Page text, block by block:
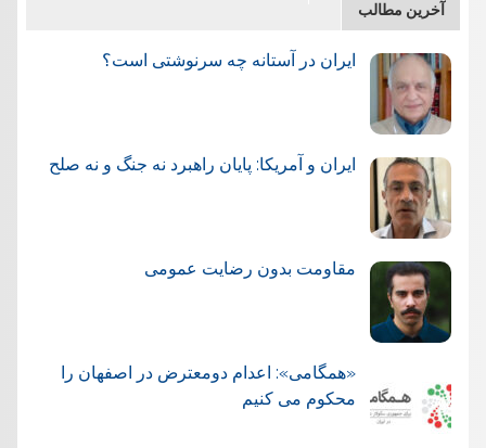
آخرین مطالب
ایران در آستانه چه سرنوشتی است؟
ایران و آمریکا: پایان راهبرد نه جنگ و نه صلح
مقاومت بدون رضایت عمومی
«همگامی»: اعدام دومعترض در اصفهان را
محکوم می کنیم